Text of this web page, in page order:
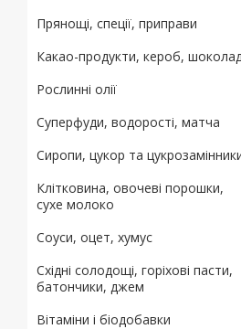
Прянощі, спеції, приправи
Какао-продукти, кероб,
Рослинні олії
Суперфуди, водорості, матча
Сиропи, цукор та
Клітковина, овочеві порошки,
сухе молоко
Соуси, оцет, хумус
Східні солодощі, горіхові пасти,
батончики, джем
Вітаміни і біодобавки